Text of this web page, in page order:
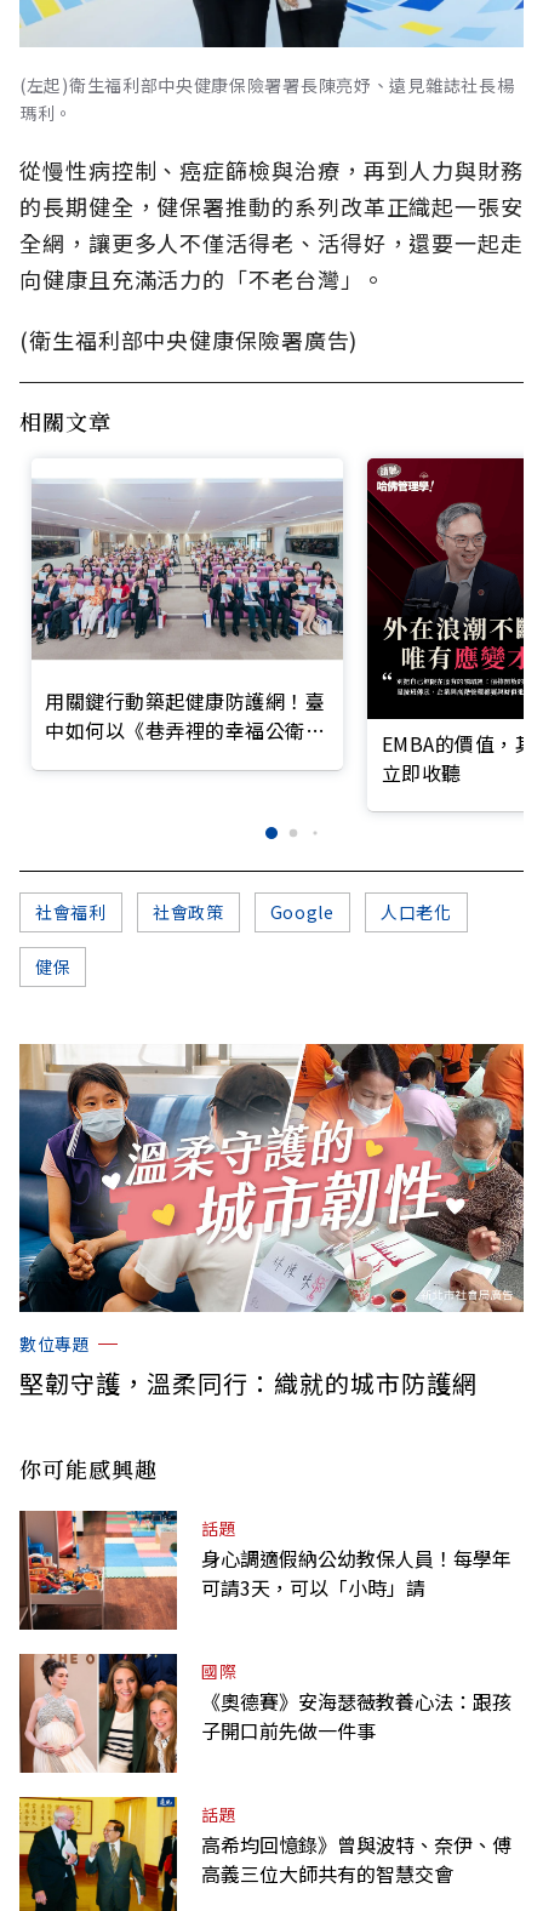
(左起)衛生福利部中央健康保險署署長陳亮妤、遠見雜誌社長楊
瑪利。
從慢性病控制、癌症篩檢與治療，再到人力與財務
的長期健全，健保署推動的系列改革正織起一張安
全網，讓更多人不僅活得老、活得好，還要一起走
向健康且充滿活力的「不老台灣」。
(衛生福利部中央健康保險署廣告)
相關文章
用關鍵行動築起健康防護網！臺
中如何以《巷弄裡的幸福公衛》
EMBA的價值，
立即收聽
社會福利 社會政策 Google 人口老化
健保
數位專題
堅韌守護，溫柔同行：織就的城市防護網
你可能感興趣
話題
身心調適假納公幼教保人員！每學年
可請3天，可以「小時」請
國際
《奧德賽》安海瑟薇教養心法：跟孩
子開口前先做一件事
話題
高希均回憶錄》曾與波特、奈伊、傅
高義三位大師共有的智慧交會